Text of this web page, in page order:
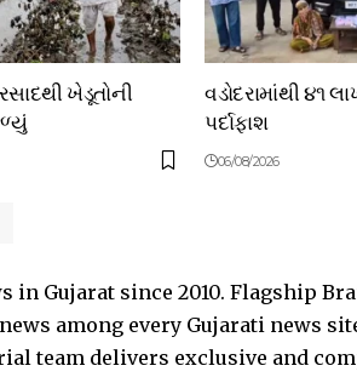
ખેડૂતોની
વડોદરામાંથી ૪૧
પર્દાફાશ
06/08/2026
in Gujarat since 2010. Flagship
among every Gujarati news
team delivers exclusive and